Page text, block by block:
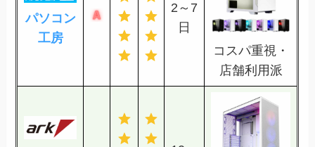
パソコン
工房
2～7
日
コスパ重視・
店舗利用派